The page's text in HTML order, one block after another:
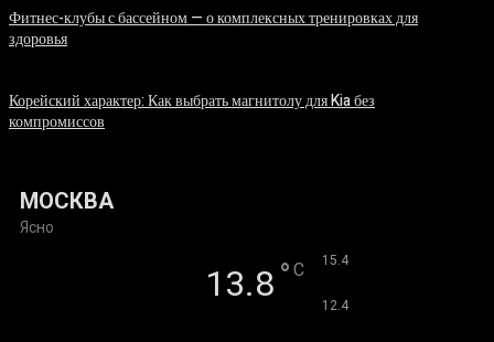
Фитнес-клубы с бассейном — о комплексных тренировках для
здоровья
Корейский характер: Как выбрать магнитолу для Kia без
компромиссов
МОСКВА
Ясно
13.8 ° C 15.4
12.4